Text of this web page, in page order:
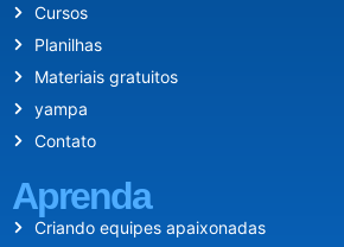
Cursos
Planilhas
Materiais gratuitos
yampa
Contato
Aprenda
Criando equipes apaixonadas